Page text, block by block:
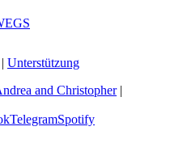
Unterstützung
and Christopher|
TelegramSpotify